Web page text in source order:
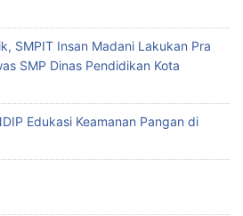
SMPIT Insan Madani Lakukan Pra
SMP Dinas Pendidikan Kota
Edukasi Keamanan Pangan di